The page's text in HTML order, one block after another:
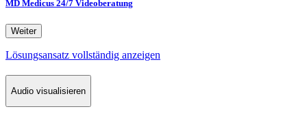
MD Medicus 24/7 Videoberatung
Weiter
Lösungsansatz vollständig anzeigen
Audio visualisieren